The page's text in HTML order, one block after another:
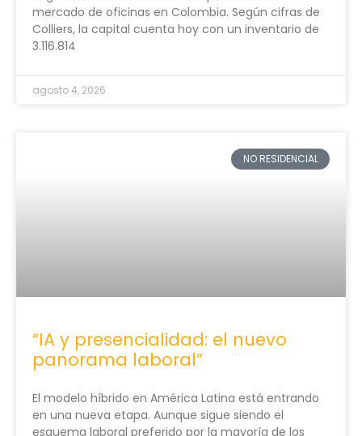
mercado de oficinas en Colombia. Según cifras de
Colliers, la capital cuenta hoy con un inventario de
3.116.814
agosto 4, 2026
NO RESIDENCIAL
“IA y presencialidad: el nuevo
panorama laboral”
El modelo híbrido en América Latina está entrando
en una nueva etapa. Aunque sigue siendo el
esquema laboral preferido por la mayoría de los